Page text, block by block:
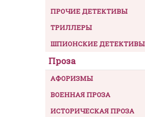
ПРОЧИЕ ДЕТЕКТИВЫ
ТРИЛЛЕРЫ
ШПИОНСКИЕ ДЕТЕКТИВЫ
Проза
АФОРИЗМЫ
ВОЕННАЯ ПРОЗА
ИСТОРИЧЕСКАЯ ПРОЗА